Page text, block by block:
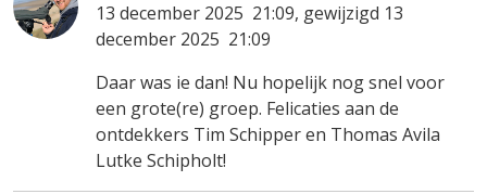
13 december 2025 21:09, gewijzigd 13
december 2025 21:09
Daar was ie dan! Nu hopelijk nog snel voor
een grote(re) groep. Felicaties aan de
ontdekkers Tim Schipper en Thomas Avila
Lutke Schipholt!